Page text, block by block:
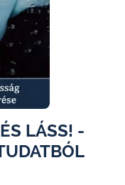
LÁSS! -